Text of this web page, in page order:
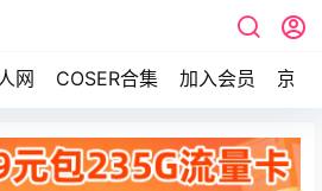
网 COSER合集 加入会员 京东